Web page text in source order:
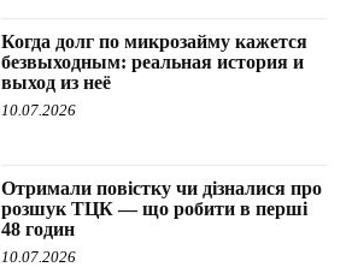
Когда долг по микрозайму кажется
безвыходным: реальная история и
выход из неё
10.07.2026
Отримали повістку чи дізналися про
розшук ТЦК — що робити в перші
48 годин
10.07.2026